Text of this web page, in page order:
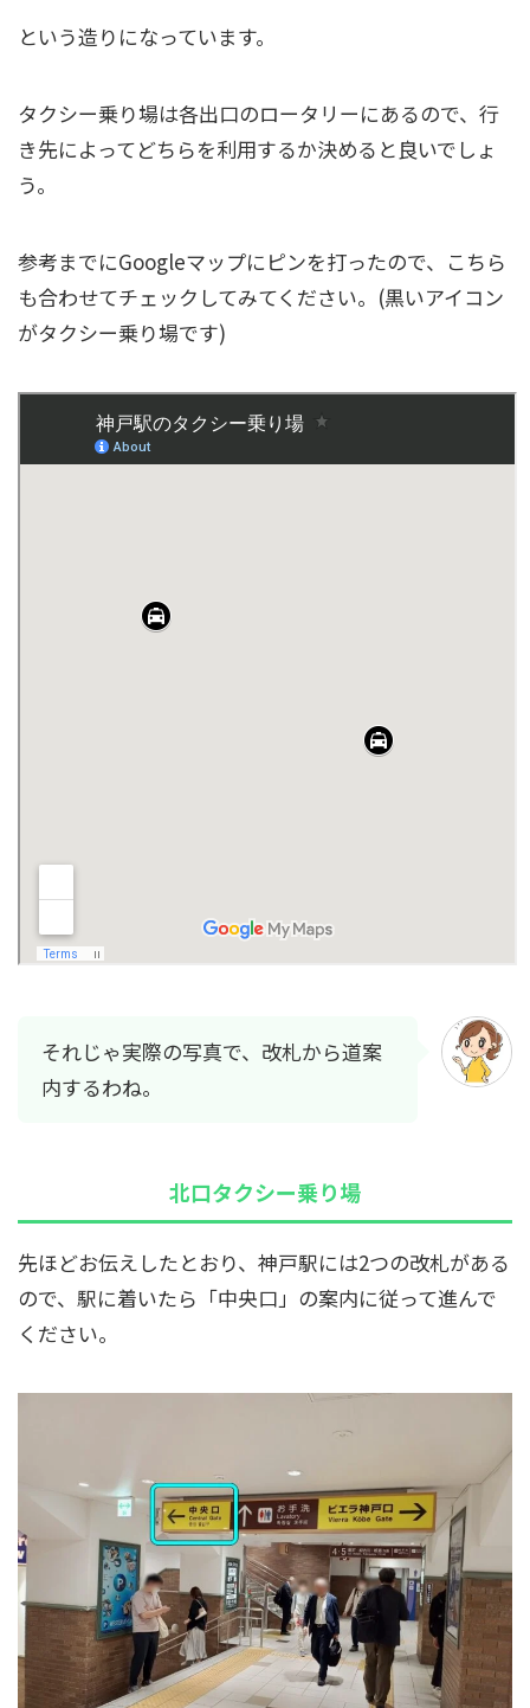
という造りになっています。
タクシー乗り場は各出口のロータリーにあるので、行
き先によってどちらを利用するか決めると良いでしょ
う。
参考までにGoogleマップにピンを打ったので、こちら
も合わせてチェックしてみてください。(黒いアイコン
がタクシー乗り場です)
それじゃ実際の写真で、改札から道案
内するわね。
北口タクシー乗り場
先ほどお伝えしたとおり、神戸駅には2つの改札がある
ので、駅に着いたら「中央口」の案内に従って進んで
ください。